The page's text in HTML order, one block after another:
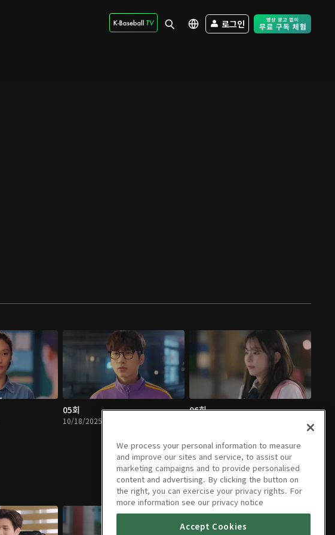
로그인 Free Trial -
05회
10/18/2025 • 18분
06회
We process your personal information to measure
and improve our sites and service, to assist our
marketing campaigns and to provide personalised
content and advertising. By clicking the button on
the right, you can exercise your privacy rights. For
more information see our privacy notice
Accept Cookies